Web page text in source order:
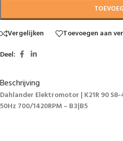
Vergelijken
Toevoegen aan
Deel:
Beschrijving
Dahlander Elektromotor | K21R 90
50Hz 700/1420RPM – B3|B5